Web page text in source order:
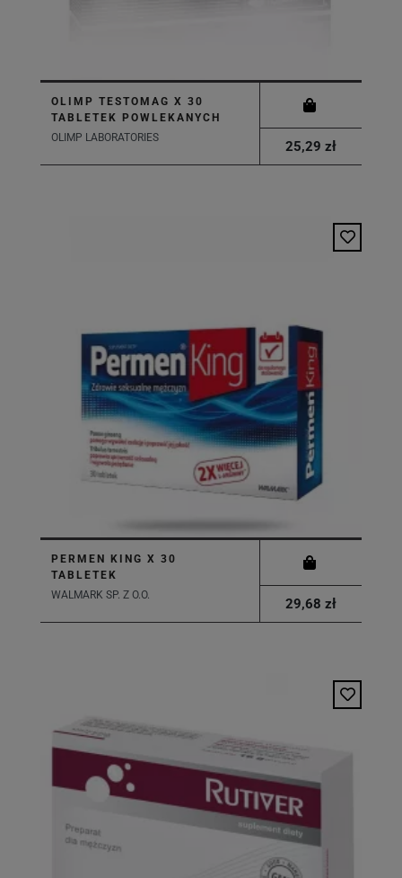
OLIMP TESTOMAG X 30
TABLETEK POWLEKANYCH
OLIMP LABORATORIES
25,29 zł
PERMEN KING X 30
TABLETEK
WALMARK SP. Z O.O.
29,68 zł